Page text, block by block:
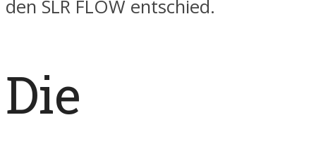
den SLR FLOW entschied.
Die